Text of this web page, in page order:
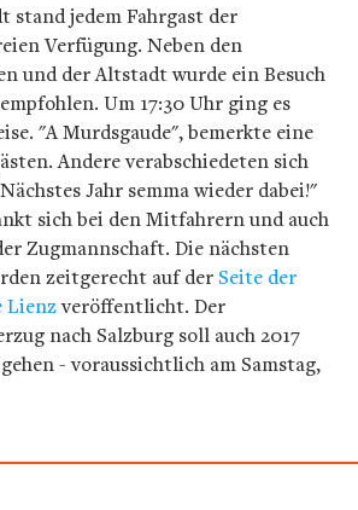
stand jedem Fahrgast der
Verfügung. Neben den
und der Altstadt wurde ein Besuch
Um 17:30 Uhr ging es
"A Murdsgaude", bemerkte eine
Andere verabschiedeten sich
Jahr semma wieder dabei!"
sich bei den Mitfahrern und auch
Zugmannschaft. Die nächsten
zeitgerecht auf derSeite der
Lienzveröffentlicht. Der
nach Salzburg soll auch 2017
- voraussichtlich am Samstag,